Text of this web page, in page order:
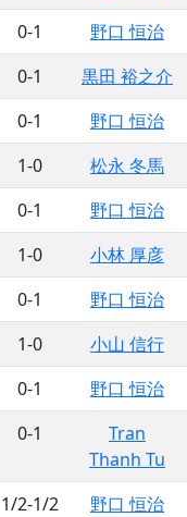
0-1
野口 恒治
0-1
黒田 裕之介
0-1
野口 恒治
1-0
松永 冬馬
0-1
野口 恒治
1-0
小林 厚彦
0-1
野口 恒治
1-0
小山 信行
0-1
野口 恒治
0-1
Tran
Thanh Tu
1/2-1/2
野口 恒治